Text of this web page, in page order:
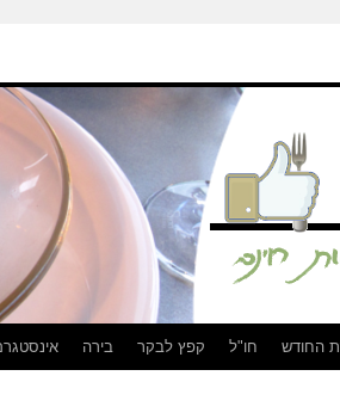
החודש חו"ל קפץ לבקר בירה